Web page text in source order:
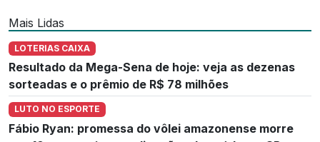
Mais Lidas
LOTERIAS CAIXA
Resultado da Mega-Sena de hoje: veja as dezenas
sorteadas e o prêmio de R$ 78 milhões
LUTO NO ESPORTE
Fábio Ryan: promessa do vôlei amazonense morre